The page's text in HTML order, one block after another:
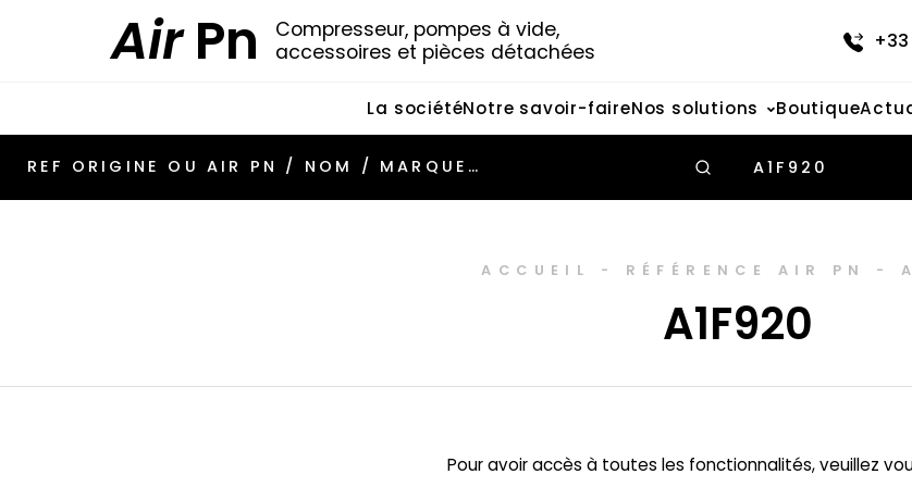
AirPn
Compresseur, pompes à vide,
accessoires et pièces détachées
La sociétéNotre savoir-faireNos solutions Boutique
A1F920
ACCUEIL - RÉFÉRENCE AIR PN -
A1F920
Pour avoir accès à toutes les fonctionnalités, veuillez